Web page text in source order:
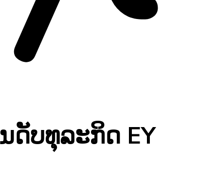
ດັບທຸລະກິດ EY